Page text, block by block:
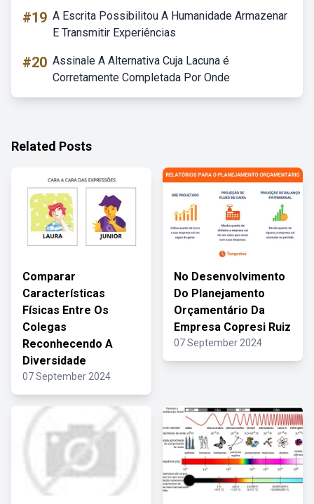
#19 A Escrita Possibilitou A Humanidade Armazenar
E Transmitir Experiências
#20 Assinale A Alternativa Cuja Lacuna é
Corretamente Completada Por Onde
Related Posts
Comparar
Características
Físicas Entre Os
Colegas
Reconhecendo A
Diversidade
07 September 2024
No Desenvolvimento
Do Planejamento
Orçamentário Da
Empresa Copresi Ruiz
07 September 2024